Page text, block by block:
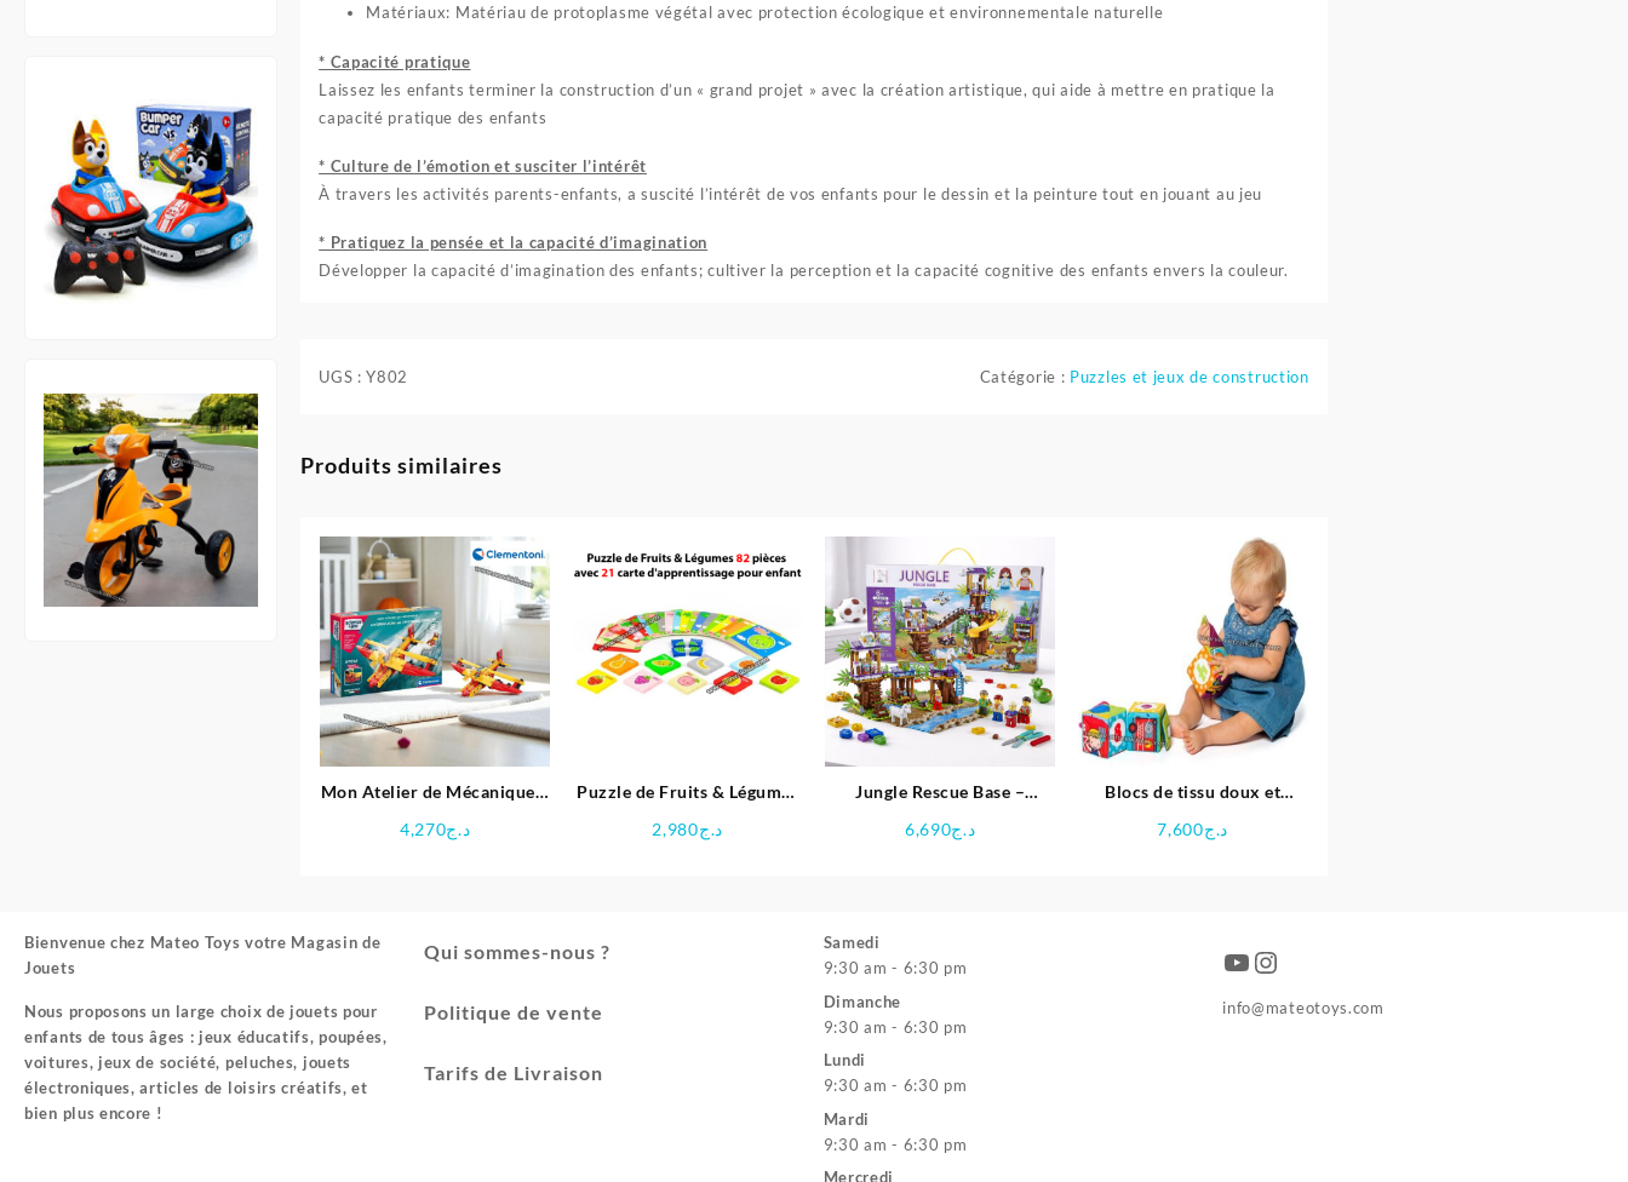
Matériaux: Matériau de protoplasme végétal avec protection écologique et environnementale naturelle
* Capacité pratique
Laissez les enfants terminer la construction d’un « grand projet » avec la création artistique, qui aide à mettre en pratique la
capacité pratique des enfants
* Culture de l’émotion et susciter l’intérêt
À travers les activités parents-enfants, a suscité l’intérêt de vos enfants pour le dessin et la peinture tout en jouant au jeu
* Pratiquez la pensée et la capacité d’imagination
Développer la capacité d’imagination des enfants; cultiver la perception et la capacité cognitive des enfants envers la couleur.
UGS :Y802 Catégorie : Puzzles et jeux de construction
Produits similaires
Mon Atelier de Mécanique –
Clementoni
د.ج4,270
Puzzle de Fruits & Légumes
d’apprentissage pour enfant
د.ج2,980
Jungle Rescue Base –
Chambre Bébé
د.ج6,690
Blocs de tissu doux et
Molto
د.ج7,600
Bienvenue chez Mateo Toys votre Magasin de
Jouets
Nous proposons un large choix de jouets pour
enfants de tous âges : jeux éducatifs, poupées,
voitures, jeux de société, peluches, jouets
électroniques, articles de loisirs créatifs, et
bien plus encore !
Qui sommes-nous ?
Politique de vente
Tarifs de Livraison
Samedi
9:30 am - 6:30 pm
Dimanche
9:30 am - 6:30 pm
Lundi
9:30 am - 6:30 pm
Mardi
9:30 am - 6:30 pm
Mercredi
YouTube
Instagram
info@mateotoys.com